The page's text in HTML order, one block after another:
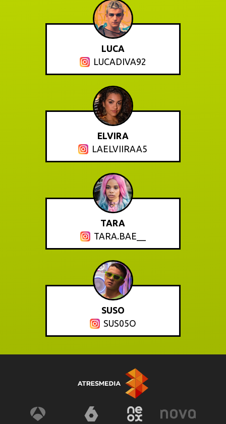
LUCA
LUCADIVA92
ELVIRA
LAELVIIRAA5
TARA
TARA.BAE__
SUSO
SUS05O